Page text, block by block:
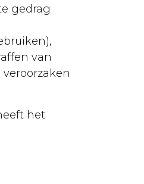
gedrag
van
het